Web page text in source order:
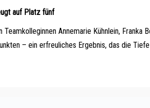
auf Platz fünf
Teamkolleginnen Annemarie Kühnlein,
– ein erfreuliches Ergebnis, das die